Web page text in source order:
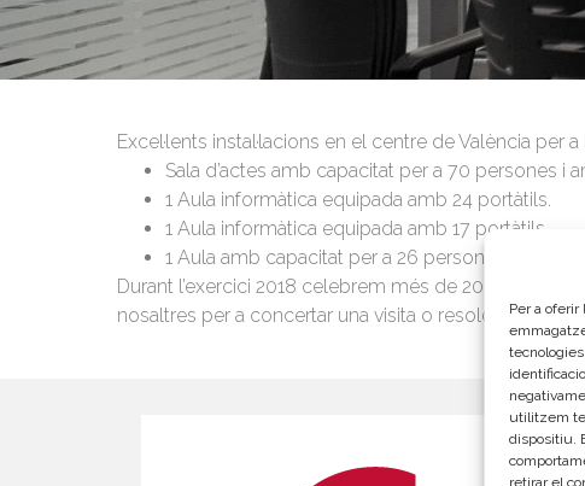
Per a
utilitzem
dispositiu.
retirar el
Excel·lents instal·lacions en el centre de València
Sala d’actes amb capacitat per a 70 persones i
1 Aula informàtica equipada amb 24 portàtils.
1 Aula informàtica equipada amb 17 portàtils
1 Aula amb capacitat per a 26 persones amb
Durant l’exercici 2018 celebrem més de 200
nosaltres per a concertar una visita o resoldre